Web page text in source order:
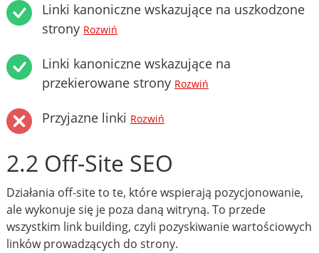
Linki kanoniczne wskazujące na uszkodzone
strony Rozwiń
Linki kanoniczne wskazujące na
przekierowane strony Rozwiń
Przyjazne linki Rozwiń
2.2 Off-Site SEO
Działania off-site to te, które wspierają pozycjonowanie,
ale wykonuje się je poza daną witryną. To przede
wszystkim link building, czyli pozyskiwanie wartościowych
linków prowadzących do strony.